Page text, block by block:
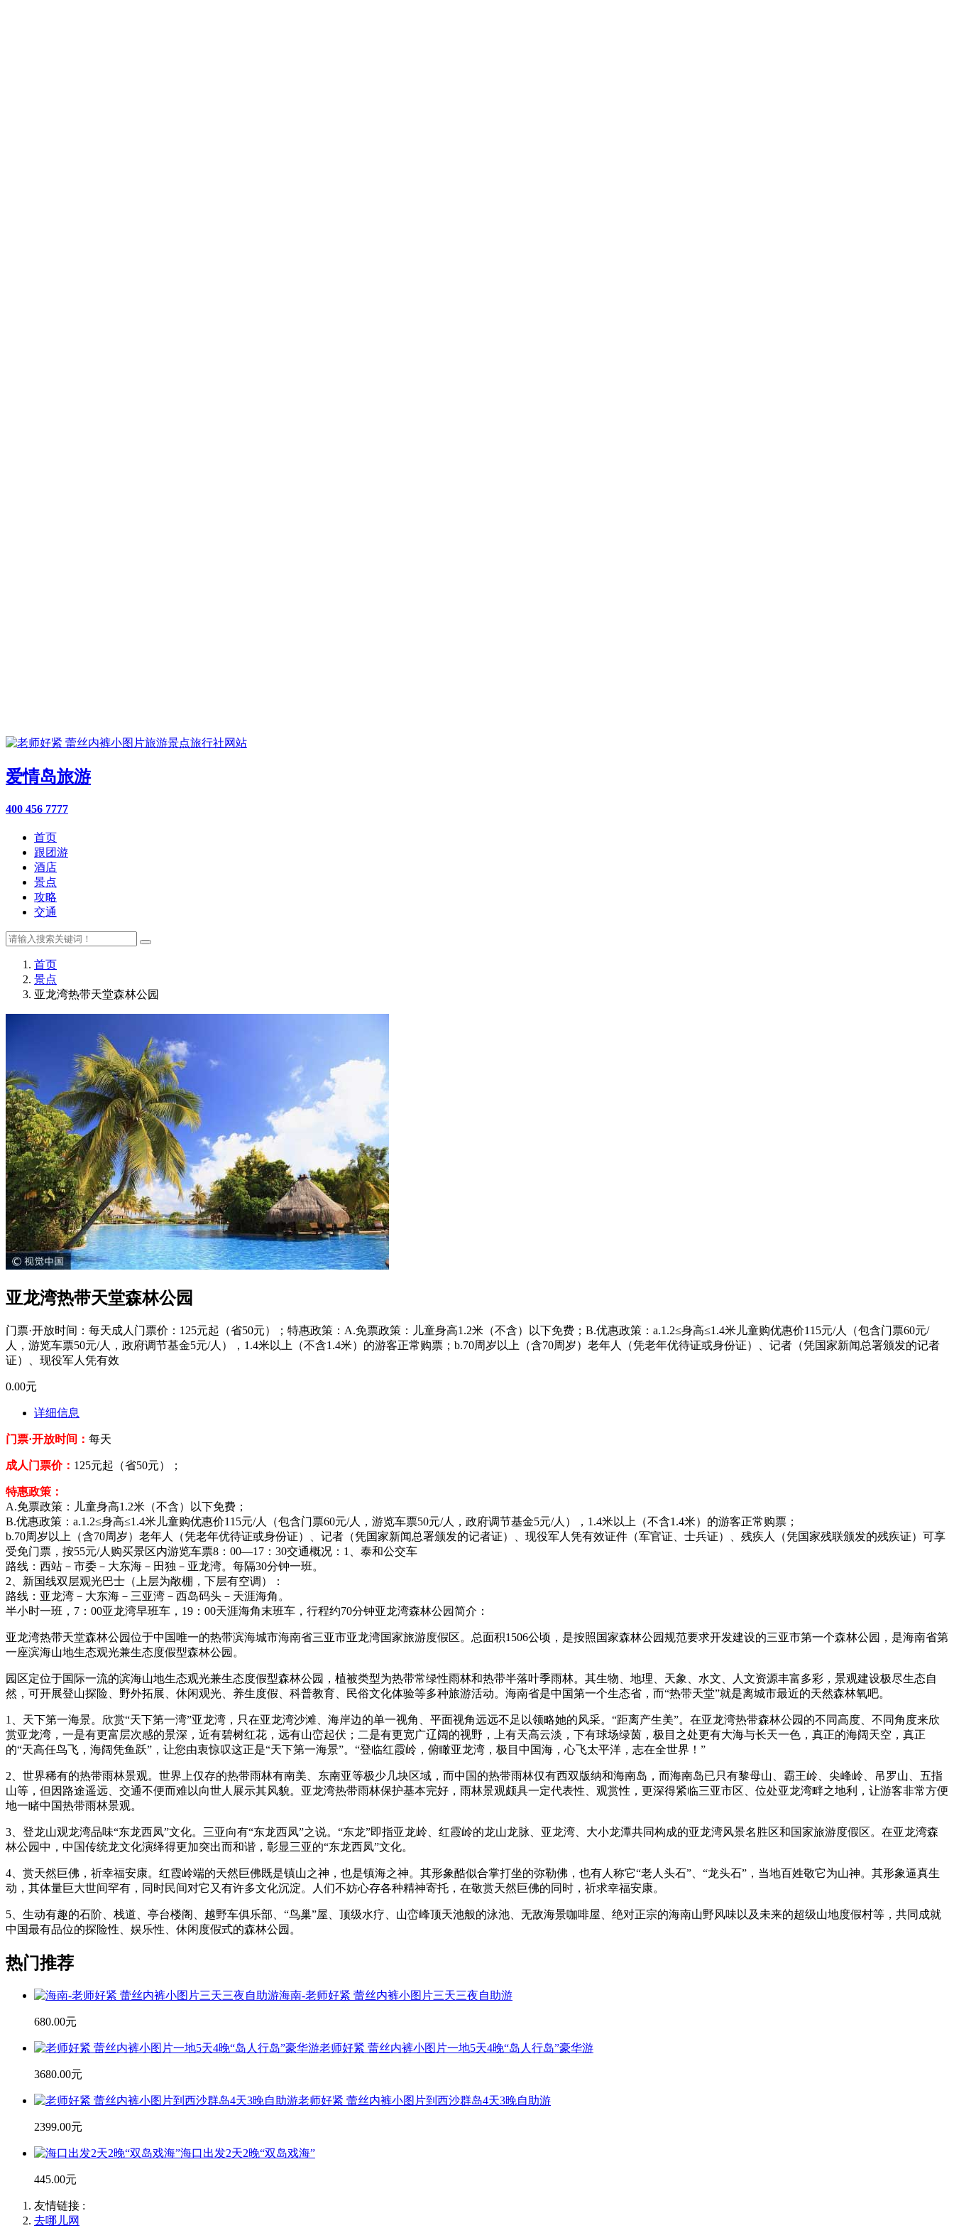
爱情岛旅游
400 456 7777
首页
跟团游
酒店
景点
攻略
交通
首页
景点
亚龙湾热带天堂森林公园
亚龙湾热带天堂森林公园
门票·开放时间：每天成人门票价：125元起（省50元）；特惠政策：A.免票政策：儿童身高1.2米（不含）以下免费；B.优惠政策：a.1.2≤身高≤1.4米儿童购优惠价115元/人（包含门票60元/
人，游览车票50元/人，政府调节基金5元/人），1.4米以上（不含1.4米）的游客正常购票；b.70周岁以上（含70周岁）老年人（凭老年优待证或身份证）、记者（凭国家新闻总署颁发的记者
证）、现役军人凭有效
0.00元
详细信息
门票·开放时间： 每天
成人门票价： 125元起（省50元）；
特惠政策：
A.免票政策：儿童身高1.2米（不含）以下免费；
B.优惠政策：a.1.2≤身高≤1.4米儿童购优惠价115元/人（包含门票60元/人，游览车票50元/人，政府调节基金5元/人），1.4米以上（不含1.4米）的游客正常购票；
b.70周岁以上（含70周岁）老年人（凭老年优待证或身份证）、记者（凭国家新闻总署颁发的记者证）、现役军人凭有效证件（军官证、士兵证）、残疾人（凭国家残联颁发的残疾证）可享
受免门票，按55元/人购买景区内游览车票8：00—17：30交通概况：1、泰和公交车
路线：西站－市委－大东海－田独－亚龙湾。每隔30分钟一班。
2、新国线双层观光巴士（上层为敞棚，下层有空调）：
路线：亚龙湾－大东海－三亚湾－西岛码头－天涯海角。
半小时一班，7：00亚龙湾早班车，19：00天涯海角末班车，行程约70分钟亚龙湾森林公园简介：
亚龙湾热带天堂森林公园位于中国唯一的热带滨海城市海南省三亚市亚龙湾国家旅游度假区。总面积1506公顷，是按照国家森林公园规范要求开发建设的三亚市第一个森林公园，是海南省第
一座滨海山地生态观光兼生态度假型森林公园。
园区定位于国际一流的滨海山地生态观光兼生态度假型森林公园，植被类型为热带常绿性雨林和热带半落叶季雨林。其生物、地理、天象、水文、人文资源丰富多彩，景观建设极尽生态自
然，可开展登山探险、野外拓展、休闲观光、养生度假、科普教育、民俗文化体验等多种旅游活动。海南省是中国第一个生态省，而“热带天堂”就是离城市最近的天然森林氧吧。
1、天下第一海景。欣赏“天下第一湾”亚龙湾，只在亚龙湾沙滩、海岸边的单一视角、平面视角远远不足以领略她的风采。“距离产生美”。在亚龙湾热带森林公园的不同高度、不同角度来欣
赏亚龙湾，一是有更富层次感的景深，近有碧树红花，远有山峦起伏；二是有更宽广辽阔的视野，上有天高云淡，下有球场绿茵，极目之处更有大海与长天一色，真正的海阔天空，真正
的“天高任鸟飞，海阔凭鱼跃”，让您由衷惊叹这正是“天下第一海景”。“登临红霞岭，俯瞰亚龙湾，极目中国海，心飞太平洋，志在全世界！”
2、世界稀有的热带雨林景观。世界上仅存的热带雨林有南美、东南亚等极少几块区域，而中国的热带雨林仅有西双版纳和海南岛，而海南岛已只有黎母山、霸王岭、尖峰岭、吊罗山、五指
山等，但因路途遥远、交通不便而难以向世人展示其风貌。亚龙湾热带雨林保护基本完好，雨林景观颇具一定代表性、观赏性，更深得紧临三亚市区、位处亚龙湾畔之地利，让游客非常方便
地一睹中国热带雨林景观。
3、登龙山观龙湾品味“东龙西凤”文化。三亚向有“东龙西凤”之说。“东龙”即指亚龙岭、红霞岭的龙山龙脉、亚龙湾、大小龙潭共同构成的亚龙湾风景名胜区和国家旅游度假区。在亚龙湾森
林公园中，中国传统龙文化演绎得更加突出而和谐，彰显三亚的“东龙西凤”文化。
4、赏天然巨佛，祈幸福安康。红霞岭端的天然巨佛既是镇山之神，也是镇海之神。其形象酷似合掌打坐的弥勒佛，也有人称它“老人头石”、“龙头石”，当地百姓敬它为山神。其形象逼真生
动，其体量巨大世间罕有，同时民间对它又有许多文化沉淀。人们不妨心存各种精神寄托，在敬赏天然巨佛的同时，祈求幸福安康。
5、生动有趣的石阶、栈道、亭台楼阁、越野车俱乐部、“鸟巢”屋、顶级水疗、山峦峰顶天池般的泳池、无敌海景咖啡屋、绝对正宗的海南山野风味以及未来的超级山地度假村等，共同成就
中国最有品位的探险性、娱乐性、休闲度假式的森林公园。
热门推荐
海南-老师好紧 蕾丝内裤小图片三天三夜自助游
680.00元
老师好紧 蕾丝内裤小图片一地5天4晚“岛人行岛”豪华游
3680.00元
老师好紧 蕾丝内裤小图片到西沙群岛4天3晚自助游
2399.00元
海口出发2天2晚“双岛戏海”
445.00元
友情链接 :
去哪儿网